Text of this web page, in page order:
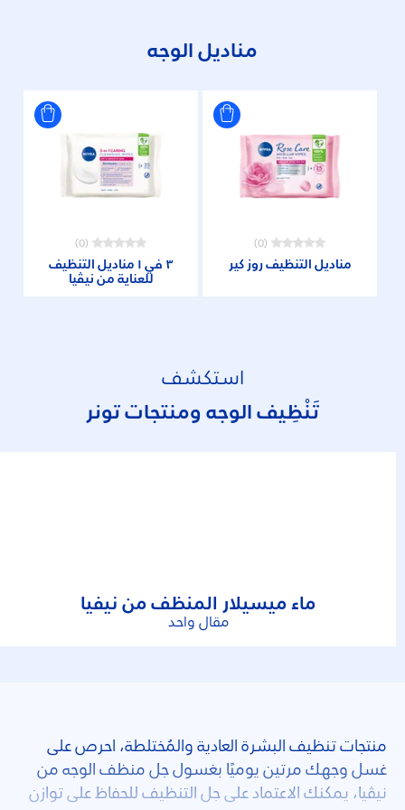
مناديل الوجه
(0)
مناديل التنظيف روز كير
(0)
٣ في ١ مناديل التنظيف
للعناية من نيڤيا
استكشف
تَنْظِيف الوجه ومنتجات تونر
ماء ميسيلار المنظف من نيفيا
مقال واحد
منتجات تنظيف البشرة العادية والمُختلطة، احرص على
غسل وجهك مرتين يوميًا بغسول جل منظف الوجه من
نيڤيا، يمكنك الاعتماد على جل التنظيف للحفاظ على توازن